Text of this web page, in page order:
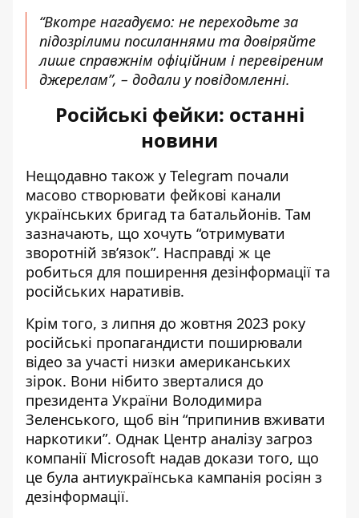
“Вкотре нагадуємо: не переходьте за
підозрілими посиланнями та довіряйте
лише справжнім офіційним і перевіреним
джерелам”, – додали у повідомленні.
Російські фейки: останні
новини
Нещодавно також у Telegram почали
масово створювати фейкові канали
українських бригад та батальйонів. Там
зазначають, що хочуть “отримувати
зворотній зв’язок”. Насправді ж це
робиться для поширення дезінформації та
російських наративів.
Крім того, з липня до жовтня 2023 року
російські пропагандисти поширювали
відео за участі низки американських
зірок. Вони нібито зверталися до
президента України Володимира
Зеленського, щоб він “припинив вживати
наркотики”. Однак Центр аналізу загроз
компанії Microsoft надав докази того, що
це була антиукраїнська кампанія росіян з
дезінформації.